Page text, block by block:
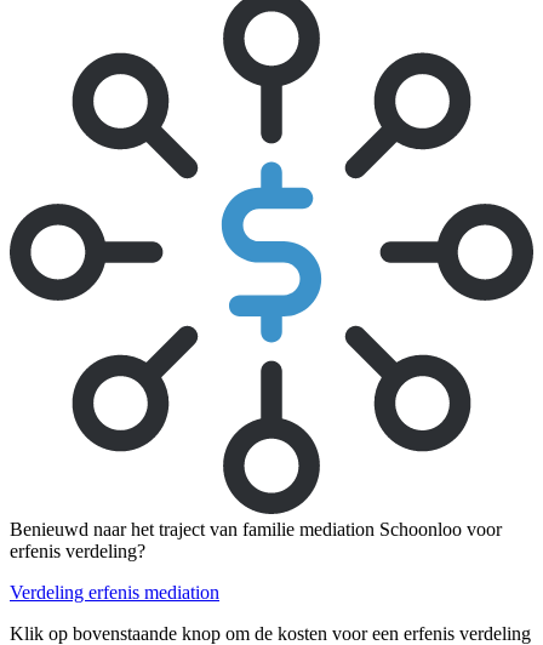
Benieuwd naar het traject van familie mediation Schoonloo voor
erfenis verdeling?
Verdeling erfenis mediation
Klik op bovenstaande knop om de kosten voor een erfenis verdeling